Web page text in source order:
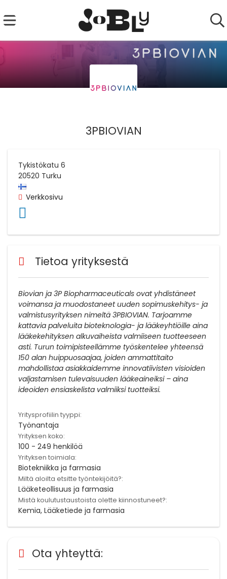
3PBIOVIAN
Tykistökatu 6
20520 Turku
Verkkosivu
Tietoa yrityksestä
Biovian ja 3P Biopharmaceuticals ovat yhdistäneet
voimansa ja muodostaneet uuden sopimuskehitys- ja
valmistusyrityksen nimeltä 3PBIOVIAN. Tarjoamme
kattavia palveluita bioteknologia- ja lääkeyhtiöille aina
lääkekehityksen alkuvaiheista valmiiseen tuotteeseen
asti. Turun toimipisteellämme työskentelee yhteensä
150 alan huippuosaajaa, joiden ammattitaito
mahdollistaa asiakkaidemme innovatiivisten visioiden
valjastamisen tulevaisuuden lääkeaineiksi – aina
ideoiden ensiaskelista valmiiksi tuotteiksi.
Yritysprofiilin tyyppi:
Työnantaja
Yrityksen koko:
100 - 249 henkilöä
Yrityksen toimiala:
Biotekniikka ja farmasia
Miltä aloilta etsitte työntekijöitä?:
Lääketeollisuus ja farmasia
Mistä koulutustaustoista olette kiinnostuneet?:
Kemia, Lääketiede ja farmasia
Ota yhteyttä: